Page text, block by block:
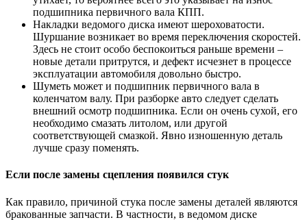
подшипника первичного вала КПП.
Накладки ведомого диска имеют шероховатости.
Шуршание возникает во время переключения скоростей.
Здесь не стоит особо беспокоиться раньше времени –
новые детали притрутся, и дефект исчезнет в процессе
эксплуатации автомобиля довольно быстро.
Шуметь может и подшипник первичного вала в
коленчатом валу. При разборке авто следует сделать
внешний осмотр подшипника. Если он очень сухой, его
необходимо смазать литолом, или другой
соответствующей смазкой. Явно изношенную деталь
лучше сразу поменять.
Если после замены сцепления появился стук
Как правило, причиной стука после замены деталей являются
бракованные запчасти. В частности, в ведомом диске